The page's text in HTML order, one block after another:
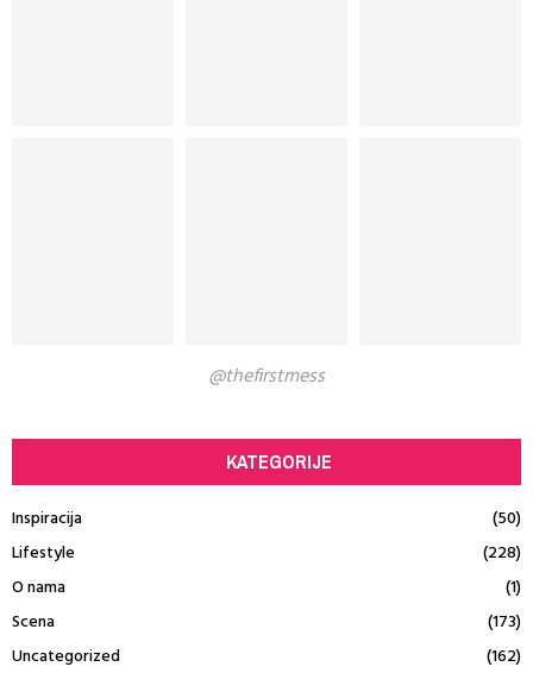
@thefirstmess
KATEGORIJE
Inspiracija
(50)
Lifestyle
(228)
O nama
(1)
Scena
(173)
Uncategorized
(162)